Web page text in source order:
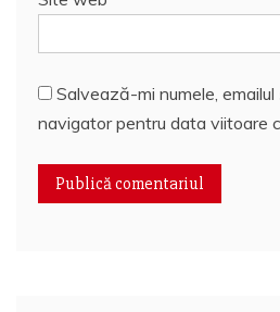
Salvează-mi numele,
navigator pentru data viitoare